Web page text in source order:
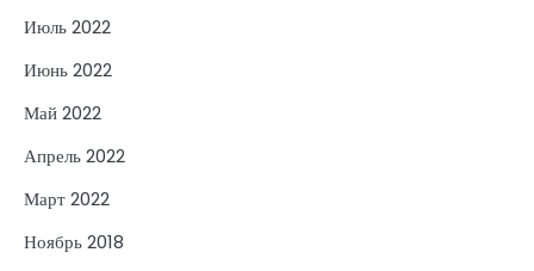
Июль 2022
Июнь 2022
Май 2022
Апрель 2022
Март 2022
Ноябрь 2018